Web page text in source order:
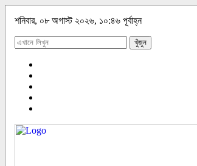
শনিবার, ০৮ অগাস্ট ২০২৬, ১০:৪৬ পূর্বাহ্ন
খুঁজুন